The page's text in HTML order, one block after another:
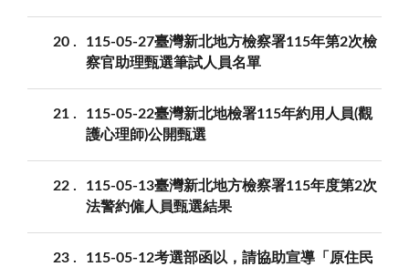
20
115-05-27臺灣新北地方檢察署115年第2次檢
察官助理甄選筆試人員名單
21
115-05-22臺灣新北地檢署115年約用人員(觀
護心理師)公開甄選
22
115-05-13臺灣新北地方檢察署115年度第2次
法警約僱人員甄選結果
23
115-05-12考選部函以，請協助宣導「原住民